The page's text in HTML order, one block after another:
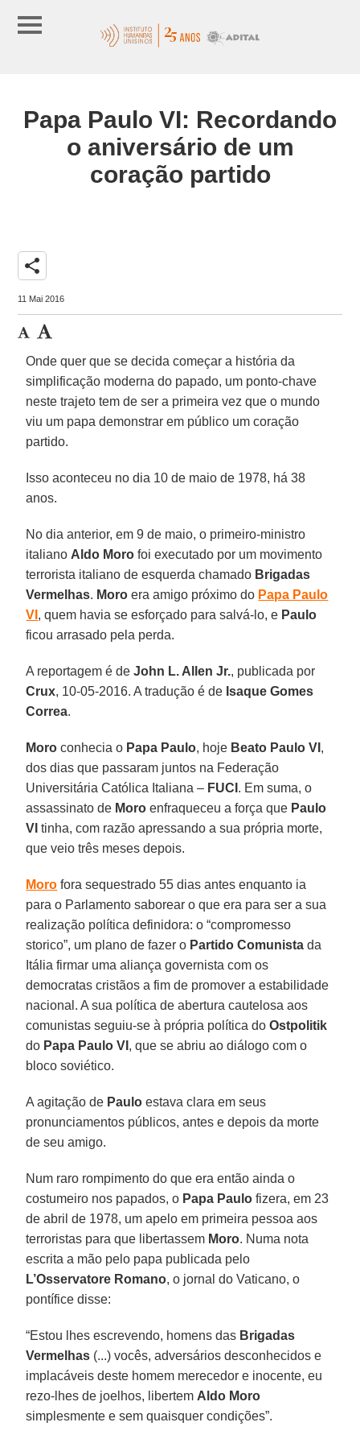
Papa Paulo VI: Recordando
o aniversário de um
coração partido
share
11 Mai 2016
Onde quer que se decida começar a história da
simplificação moderna do papado, um ponto-chave
neste trajeto tem de ser a primeira vez que o mundo
viu um papa demonstrar em público um coração
partido.
Isso aconteceu no dia 10 de maio de 1978, há 38
anos.
No dia anterior, em 9 de maio, o primeiro-ministro
italiano Aldo Moro foi executado por um movimento
terrorista italiano de esquerda chamado Brigadas
Vermelhas. Moro era amigo próximo do Papa Paulo
VI , quem havia se esforçado para salvá-lo, e Paulo
ficou arrasado pela perda.
A reportagem é de John L. Allen Jr., publicada por
Crux, 10-05-2016. A tradução é de Isaque Gomes
Correa.
Moro conhecia o Papa Paulo, hoje Beato Paulo VI ,
dos dias que passaram juntos na Federação
Universitária Católica Italiana – FUCI . Em suma, o
assassinato de Moro enfraqueceu a força que Paulo
VI tinha, com razão apressando a sua própria morte,
que veio três meses depois.
Moro fora sequestrado 55 dias antes enquanto ia
para o Parlamento saborear o que era para ser a sua
realização política definidora: o “compromesso
storico”, um plano de fazer o Partido Comunista da
Itália firmar uma aliança governista com os
democratas cristãos a fim de promover a estabilidade
nacional. A sua política de abertura cautelosa aos
comunistas seguiu-se à própria política doOstpolitik
do Papa Paulo VI , que se abriu ao diálogo com o
bloco soviético.
A agitação de Paulo estava clara em seus
pronunciamentos públicos, antes e depois da morte
de seu amigo.
Num raro rompimento do que era então ainda o
costumeiro nos papados, o Papa Paulo fizera, em 23
de abril de 1978, um apelo em primeira pessoa aos
terroristas para que libertassem Moro. Numa nota
escrita a mão pelo papa publicada pelo
L’Osservatore Romano, o jornal do Vaticano, o
pontífice disse:
“Estou lhes escrevendo, homens das Brigadas
Vermelhas (...) vocês, adversários desconhecidos e
implacáveis deste homem merecedor e inocente, eu
rezo-lhes de joelhos, libertem Aldo Moro
simplesmente e sem quaisquer condições”.